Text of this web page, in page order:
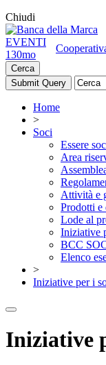
Chiudi
EVENTI
130mo
Cerca
Home
>
Soci
Essere
Area
Attività e
Prodotti e
Lode al
Iniziative
BCC
Elenco
>
Iniziative per i
Iniziative